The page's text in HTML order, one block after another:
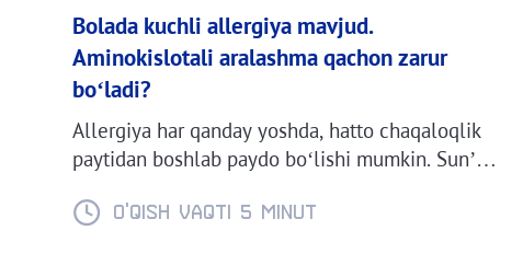
Bolada kuchli allergiya mavjud.
Aminokislotali aralashma qachon zarur
bo‘ladi?
Allergiya har qanday yoshda, hatto chaqaloqlik
paytidan boshlab paydo bo‘lishi mumkin. Sun’iy
rivojlanish xavfi yuqoriroq, chunki sutli
O'QISH VAQTI 5 minut